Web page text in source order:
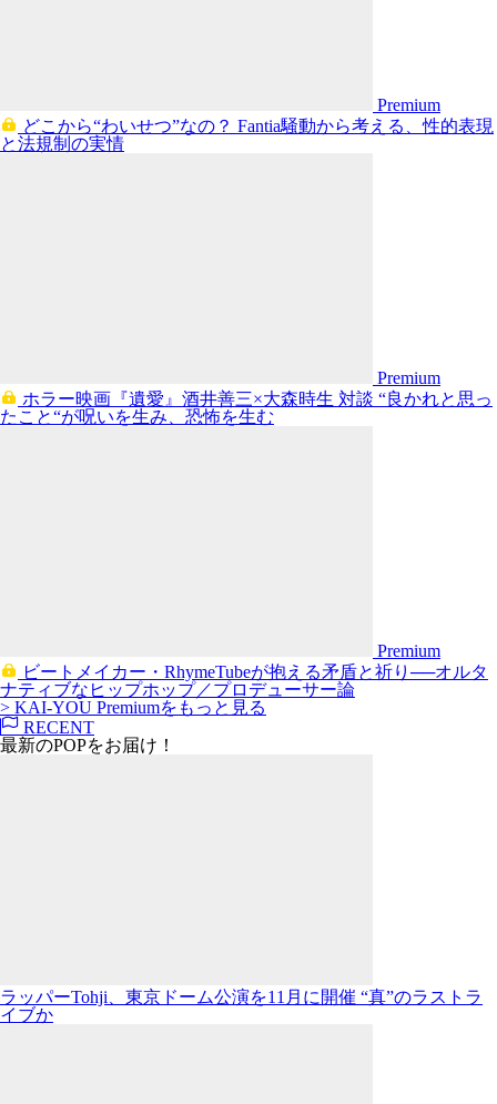
Premium
どこから“わいせつ”なの？ Fantia騒動から考える、性的表現
と法規制の実情
Premium
ホラー映画『遺愛』酒井善三×大森時生 対談 “良かれと思っ
たこと“が呪いを生み、恐怖を生む
Premium
ビートメイカー・RhymeTubeが抱える矛盾と祈り──オルタ
ナティブなヒップホップ／プロデューサー論
> KAI-YOU Premiumをもっと見る
RECENT
最新のPOPをお届け！
ラッパーTohji、東京ドーム公演を11月に開催 “真”のラストラ
イブか